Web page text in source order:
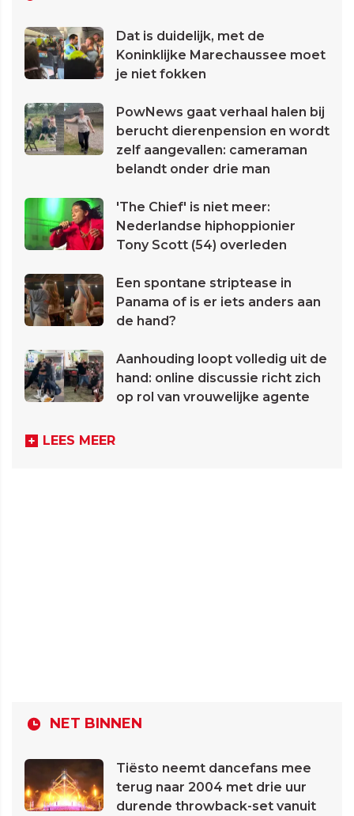
Dat is duidelijk, met de
Koninklijke Marechaussee moet
je niet fokken
PowNews gaat verhaal halen bij
berucht dierenpension en wordt
zelf aangevallen: cameraman
belandt onder drie man
'The Chief' is niet meer:
Nederlandse hiphoppionier
Tony Scott (54) overleden
Een spontane striptease in
Panama of is er iets anders aan
de hand?
Aanhouding loopt volledig uit de
hand: online discussie richt zich
op rol van vrouwelijke agente
LEES MEER
NET BINNEN
Tiësto neemt dancefans mee
terug naar 2004 met drie uur
durende throwback-set vanuit